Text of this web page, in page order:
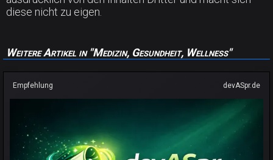
diese nicht zu eigen.
Weitere Artikel in "Medizin, Gesundheit, Wellness"
Empfehlung devASpr.de